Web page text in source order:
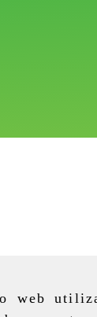
web